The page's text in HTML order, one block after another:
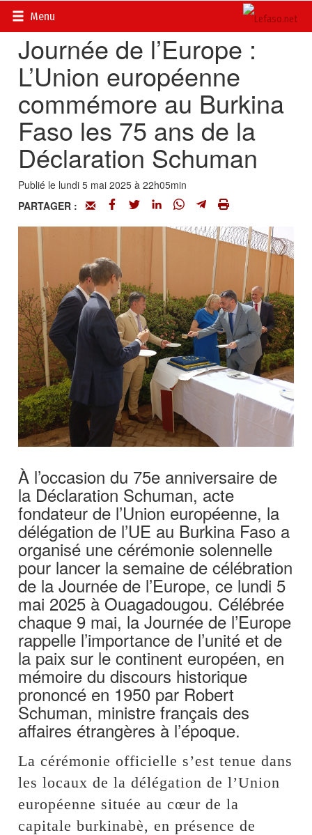
Menu
Accueil>
Journée de l’Europe :
L’Union européenne
commémore au Burkina
Faso les 75 ans de la
Déclaration Schuman
Publié le lundi 5 mai 2025 à 22h05min
PARTAGER :
À l’occasion du 75e anniversaire de
la Déclaration Schuman, acte
fondateur de l’Union européenne, la
délégation de l’UE au Burkina Faso a
organisé une cérémonie solennelle
pour lancer la semaine de célébration
de la Journée de l’Europe, ce lundi 5
mai 2025 à Ouagadougou. Célébrée
chaque 9 mai, la Journée de l’Europe
rappelle l’importance de l’unité et de
la paix sur le continent européen, en
mémoire du discours historique
prononcé en 1950 par Robert
Schuman, ministre français des
affaires étrangères à l’époque.
La cérémonie officielle s’est tenue dans
les locaux de la délégation de l’Union
européenne située au cœur de la
capitale burkinabè, en présence de